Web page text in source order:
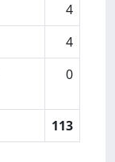
4
4
0
113